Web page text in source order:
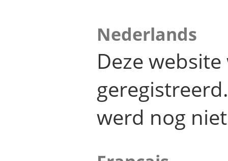
Nederlands
Deze
werd nog